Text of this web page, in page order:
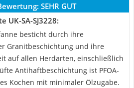
SEHR GUT
UK-SA-SJ3228:
besticht durch ihre
Granitbeschichtung und ihre
auf allen Herdarten, einschließlich
Antihaftbeschichtung ist PFOA-
Kochen mit minimaler Ölzugabe.